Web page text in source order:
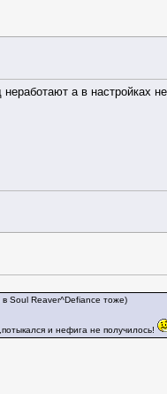
а в настройках
Soul Reaver^Defiance тоже)
и нефига не получилось!